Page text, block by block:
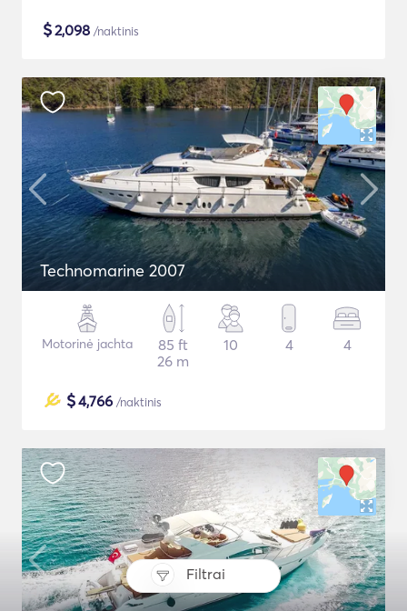
Filtrai
$2,098 /naktinis
Technomarine 2007
Motorinė jachta
85 ft
26 m
10 4 4
$4,766 /naktinis